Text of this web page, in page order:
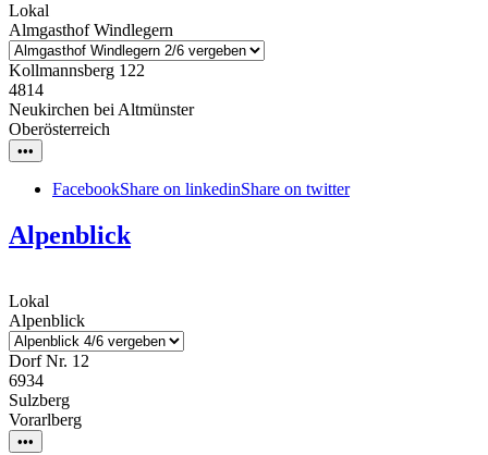
Lokal
Almgasthof Windlegern
Kollmannsberg 122
4814
Neukirchen bei Altmünster
Oberösterreich
•••
FacebookShare on linkedinShare on twitter
Alpenblick
Lokal
Alpenblick
Dorf Nr. 12
6934
Sulzberg
Vorarlberg
•••